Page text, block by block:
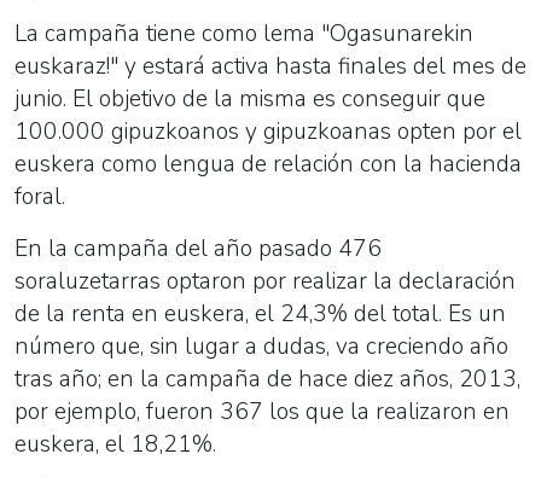
La campaña tiene como lema "Ogasunarekin
euskaraz!" y estará activa hasta finales del mes de
junio. El objetivo de la misma es conseguir que
100.000 gipuzkoanos y gipuzkoanas opten por el
euskera como lengua de relación con la hacienda
foral.
En la campaña del año pasado 476
soraluzetarras optaron por realizar la declaración
de la renta en euskera, el 24,3% del total. Es un
número que, sin lugar a dudas, va creciendo año
tras año; en la campaña de hace diez años, 2013,
por ejemplo, fueron 367 los que la realizaron en
euskera, el 18,21%.